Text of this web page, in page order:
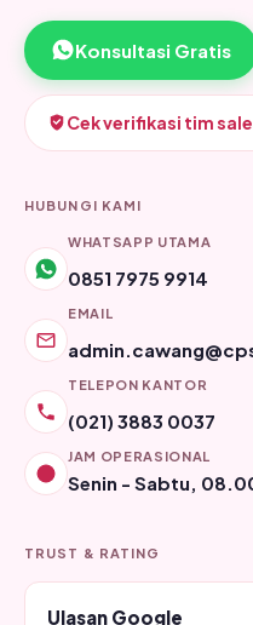
Konsultasi Gratis
Cek verifikasi tim
HUBUNGI KAMI
WHATSAPP UTAMA
0851 7975 9914
EMAIL
TELEPON KANTOR
(021) 3883 0037
JAM OPERASIONAL
Senin - Sabtu,
TRUST & RATING
Ulasan Google